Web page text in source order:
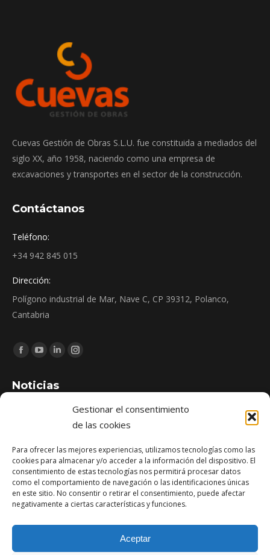
Gestionar el consentimiento
de las cookies
Para ofrecer las mejores experiencias, utilizamos tecnologías como las
cookies para almacenar y/o acceder a la información del dispositivo. El
consentimiento de estas tecnologías nos permitirá procesar datos
como el comportamiento de navegación o las identificaciones únicas
en este sitio. No consentir o retirar el consentimiento, puede afectar
negativamente a ciertas características y funciones.
Aceptar
Cuevas Gestión de Obras S.L.U. fue constituida a mediados del
siglo XX, año 1958, naciendo como una empresa de
excavaciones y transportes en el sector de la construcción.
Contáctanos
Teléfono:
+34 942 845 015
Dirección:
Polígono industrial de Mar, Nave C, CP 39312, Polanco,
Cantabria
Encuéntranos en:
Facebook
opens
YouTube
opens
Linkedin
opens
Instagram
in
new
Noticias
Zona de Juegos Infantiles de Pomaluengo: construcción e
instalación de espacio público en Cantabria
abril 21, 2026
Reforma del edificio de oficinas Lagunilla (SCS) en Santander
diciembre 1, 2025